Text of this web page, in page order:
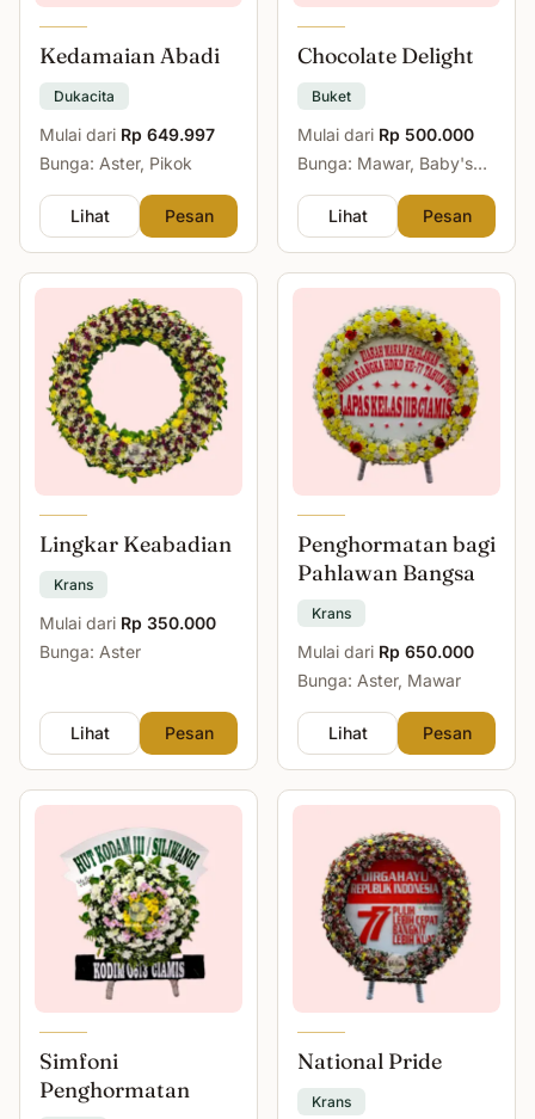
Kedamaian Abadi
Dukacita
Mulai dari Rp 649.997
Bunga: Aster, Pikok
Lihat Pesan
Chocolate Delight
Buket
Mulai dari Rp 500.000
Bunga: Mawar, Baby's
Lihat
Pesan
Lingkar Keabadian
Krans
Mulai dari Rp 350.000
Bunga: Aster
Lihat Pesan
Penghormatan bagi
Pahlawan Bangsa
Krans
Mulai dari Rp 650.000
Bunga: Aster, Mawar
Lihat Pesan
Simfoni
Penghormatan
National Pride
Krans